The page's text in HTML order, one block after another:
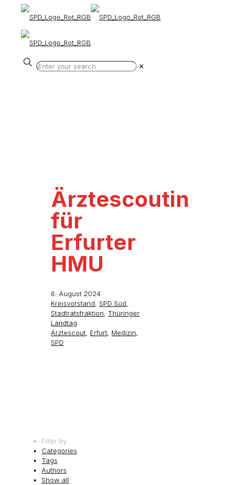
✕
Ärztescoutin
für
Erfurter
HMU
6. August 2024
Kreisvorstand, SPD Süd,
Stadtratsfraktion, Thüringer
Landtag
Ärztescout, Erfurt, Medizin,
SPD
Filter by
Categories
Tags
Authors
Show all